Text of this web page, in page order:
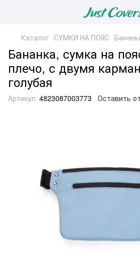
Каталог СУМКИ НА ПОЯС
Бананка, сумка на
плечо, с двумя
голубая
Артикул: 4823087003773 Оставить